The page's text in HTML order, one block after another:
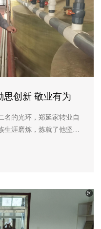
思创新 敬业有为
名的光环，郑延家转业自
涯磨炼，炼就了他坚韧
、课长再到生产经理，他